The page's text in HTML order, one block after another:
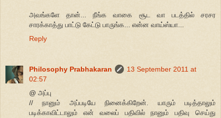
அவங்களே தான்... நீங்க வாகை சூட வா படத்தில் சரசர
சாரக்காத்து பாட்டு கேட்டு பாருங்க... என்ன வாய்ஸ்யா...
Reply
Philosophy Prabhakaran
13 September 2011 at
02:57
@ அப்பு
// நானும் அப்படியே நினைக்கிறேன். யாரும் படித்தாலும்
படிக்காவிட்டாலும் என் வலைப் பதிவில் நானும் பதிவு செய்து